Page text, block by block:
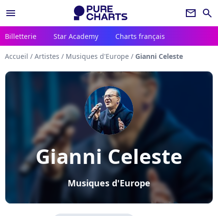
menu newsletter search
Billetterie Star Academy Charts français
Accueil / Artistes / Musiques d'Europe / Gianni Celeste
Gianni Celeste
Musiques d'Europe